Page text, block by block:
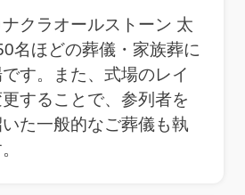
クラオールストーン 太
名ほどの葬儀・家族葬に
す。また、式場のレイ
することで、参列者を
た一般的なご葬儀も執